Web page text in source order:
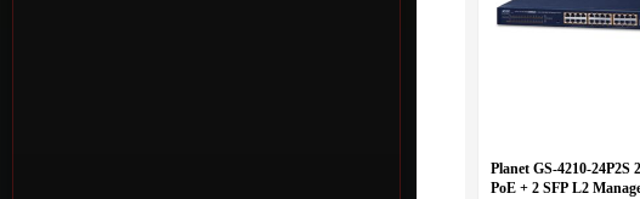
Planet GS-4210-24P2S
PoE + 2 SFP L2